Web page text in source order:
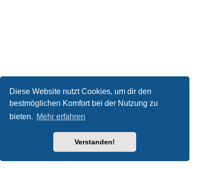
Diese Website nutzt Cookies, um dir den
bestmöglichen Komfort bei der Nutzung zu
bieten. Mehr erfahren
Verstanden!